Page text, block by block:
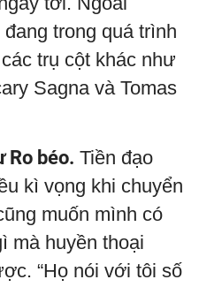
trong quá trình
trụ cột khác như
Sagna và Tomas
Ro béo. Tiền đạo
kì vọng khi chuyển
muốn mình có
mà huyền thoại
“Họ nói với tôi số